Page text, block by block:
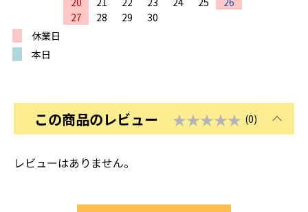
27
28 29
30
休業日
本日
この商品のレビュー ★★★★★ (0)
レビューはありません。